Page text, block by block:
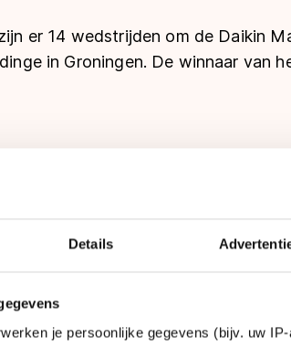
Details
je persoonlijke gegevens (bijv. uw
er 14 wedstrijden om de Daikin
in Groningen. De winnaar van
november:
- 60 ronden